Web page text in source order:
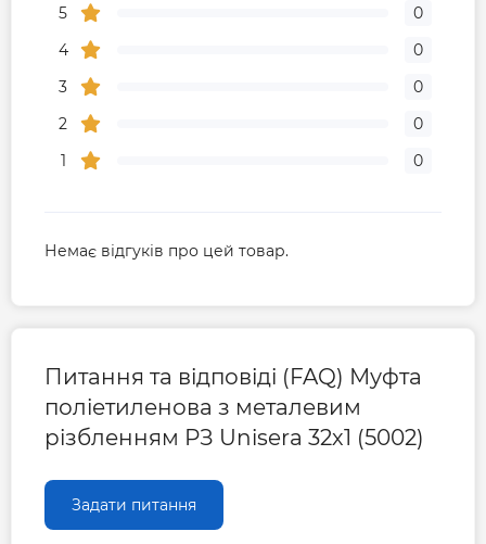
5
0
4
0
3
0
2
0
1
0
Немає відгуків про цей товар.
Питання та відповіді (FAQ) Муфта
поліетиленова з металевим
різбленням РЗ Unisera 32х1 (5002)
Задати питання